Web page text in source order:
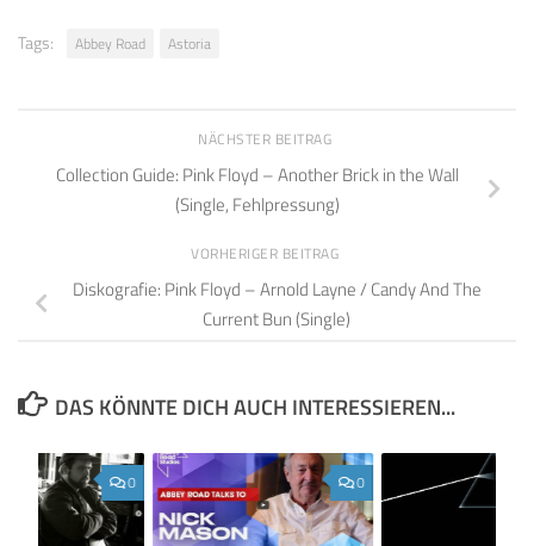
Tags: Abbey Road Astoria
NÄCHSTER BEITRAG
Collection Guide: Pink Floyd – Another Brick in the Wall
(Single, Fehlpressung)
VORHERIGER BEITRAG
Diskografie: Pink Floyd – Arnold Layne / Candy And The
Current Bun (Single)
DAS KÖNNTE DICH AUCH INTERESSIEREN...
0
0